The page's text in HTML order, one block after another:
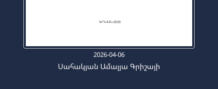
2026-04-06
Սահակյան Ամալյա Գրիշայի